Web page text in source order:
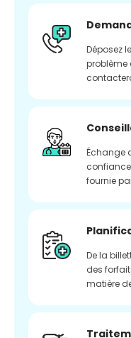
Déposez
problème
Échange
fournie
De la
des
matière